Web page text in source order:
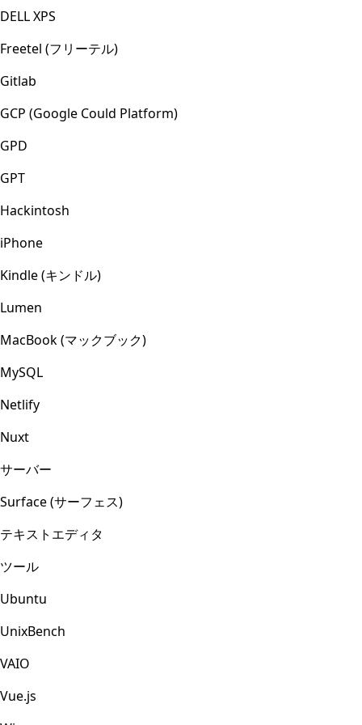
DELL XPS
Freetel (フリーテル)
Gitlab
GCP (Google Could Platform)
GPD
GPT
Hackintosh
iPhone
Kindle (キンドル)
Lumen
MacBook (マックブック)
MySQL
Netlify
Nuxt
サーバー
Surface (サーフェス)
テキストエディタ
ツール
Ubuntu
UnixBench
VAIO
Vue.js